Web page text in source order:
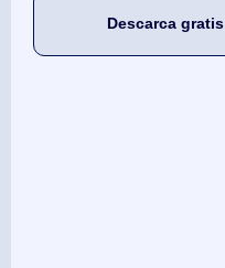
Descarca gratis